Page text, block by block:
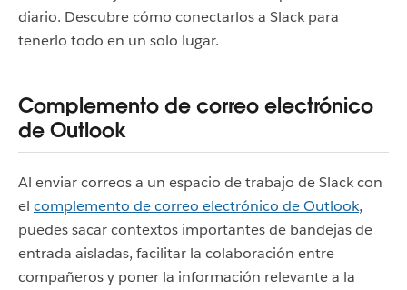
diario. Descubre cómo conectarlos a Slack para
tenerlo todo en un solo lugar.
Complemento de correo electrónico
de Outlook
Al enviar correos a un espacio de trabajo de Slack con
el complemento de correo electrónico de Outlook,
puedes sacar contextos importantes de bandejas de
entrada aisladas, facilitar la colaboración entre
compañeros y poner la información relevante a la